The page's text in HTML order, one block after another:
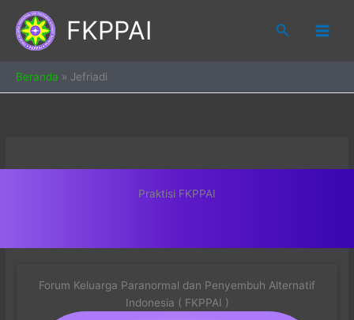
content
FKPPAI Search
Beranda » Jefriadi
Praktisi FKPPAI
Forum Keluarga Paranormal dan Penyembuh Alternatif
Indonesia ( FKPPAI )